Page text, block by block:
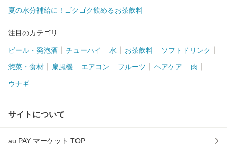
夏の水分補給に！ゴクゴク飲めるお茶飲料
注目のカテゴリ
ビール・発泡酒 チューハイ 水 お茶飲料 ソフトドリンク
惣菜・食材 扇風機 エアコン フルーツ ヘアケア 肉
ウナギ
サイトについて
au PAY マーケット TOP